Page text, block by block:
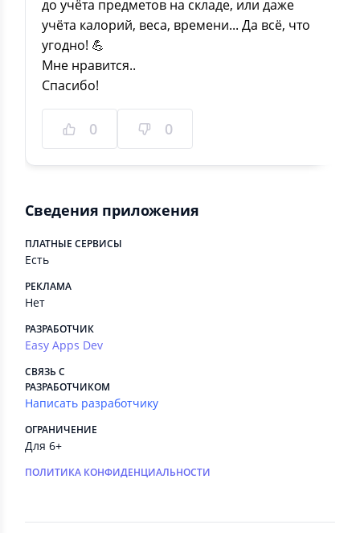
до учёта предметов на складе, или даже
учёта калорий, веса, времени... Да всё, что
угодно! 💪
Мне нравится..
Спасибо!
0 0
Сведения приложения
ПЛАТНЫЕ СЕРВИСЫ
Есть
РЕКЛАМА
Нет
РАЗРАБОТЧИК
Easy Apps Dev
СВЯЗЬ С
РАЗРАБОТЧИКОМ
Написать разработчику
ОГРАНИЧЕНИЕ
Для 6+
ПОЛИТИКА КОНФИДЕНЦИАЛЬНОСТИ